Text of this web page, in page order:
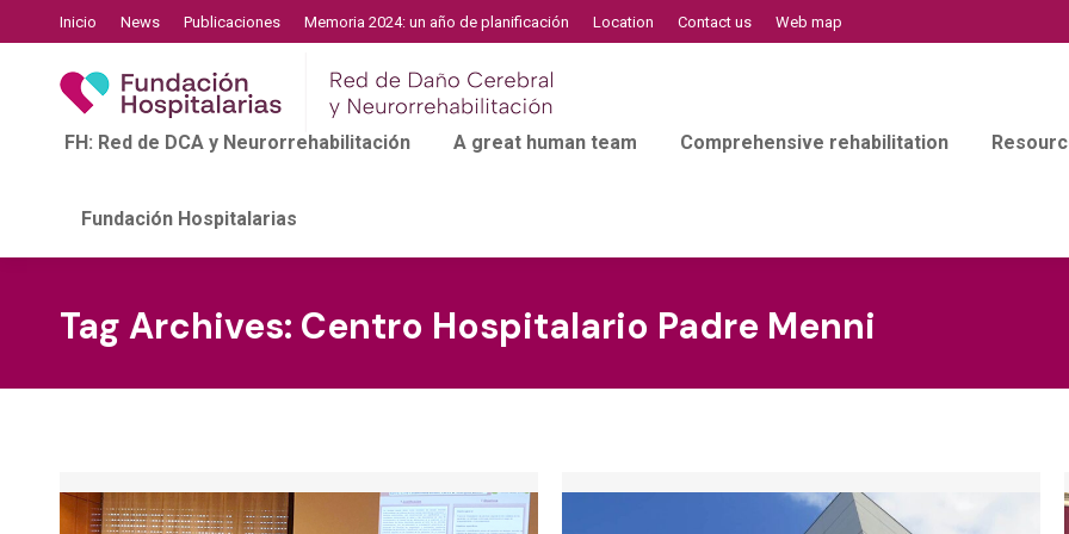
Inicio News Publicaciones Memoria 2024: un año de planificación Location Contact us Web map
FH: Red de DCA y Neurorrehabilitación A great human team Comprehensive rehabilitation
Fundación Hospitalarias
Tag Archives: Centro Hospitalario Padre Menni